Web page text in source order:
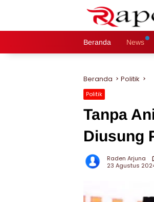
Beranda News
Beranda Politik
Politik
Tanpa
Diusung
Raden Arjuna
23 Agustus